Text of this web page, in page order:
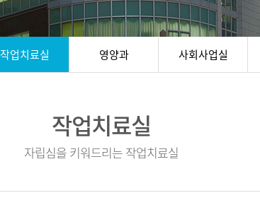
작업치료실 영양과 사회사업실
작업치료실
자립심을 키워드리는 작업치료실